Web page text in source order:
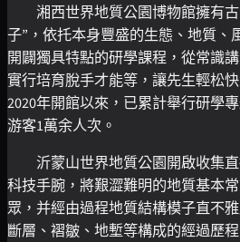
湘西世界地質公園博物館擁有
子”，依托本身豐盛的生態、地質、
開闢獨具特點的研學課程，從常識
實行培育脫手才能等，讓先生輕松
2020年開館以來，已累計舉行研學
游客1萬余人次。
沂蒙山世界地質公園開啟收集
科技手腕，將艱澀難明的地質基本
眾，并經由過程地質結構模子直不
斷層、褶皺、地塹等構成的經過歷程